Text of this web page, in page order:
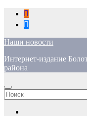
Перейти
содержимому
Наши новости
Интернет-издание
района